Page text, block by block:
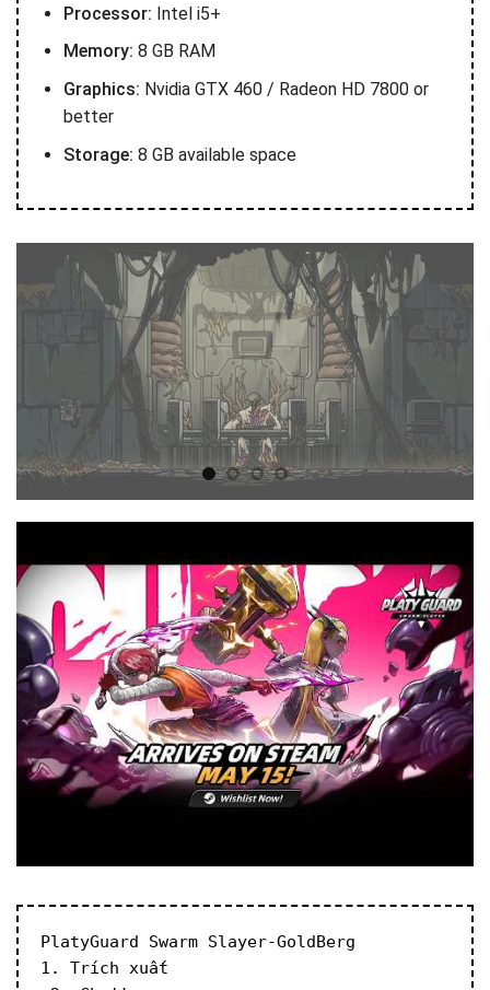
Processor: Intel i5+
Memory: 8 GB RAM
Graphics: Nvidia GTX 460 / Radeon HD 7800 or
better
Storage: 8 GB available space
PlatyGuard Swarm Slayer-GoldBerg
1. Trích xuất